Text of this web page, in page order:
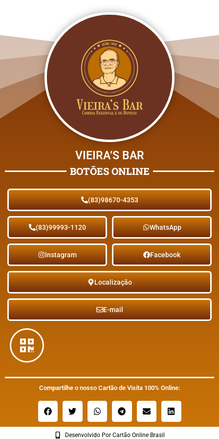
VIEIRA’S BAR
BOTÕES ONLINE
(83)98670-4353
(83)99993-1120 WhatsApp
Instagram Facebook
Localização
E-mail
Compartilhe o nosso Cartão de Visita 100% Online:
Desenvolvido Por Cartão Online Brasil